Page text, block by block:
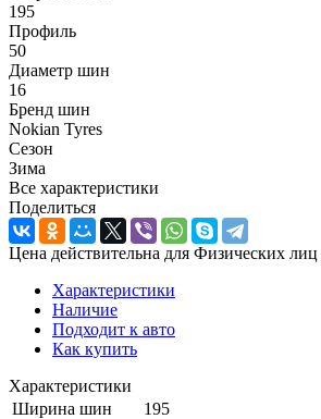
195
Профиль
50
Диаметр шин
16
Бренд шин
Nokian Tyres
Сезон
Зима
Все характеристики
Поделиться
Цена действительна для Физических
Характеристики
Наличие
Подходит к авто
Как купить
Характеристики
Ширина шин
195